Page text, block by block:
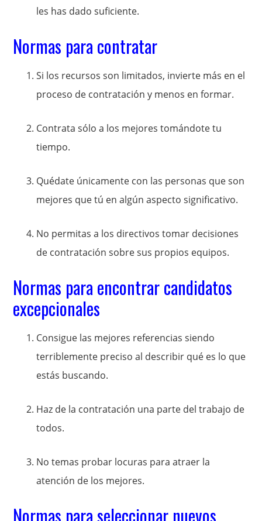
les has dado suficiente.
Normas para contratar
Si los recursos son limitados, invierte más en el
proceso de contratación y menos en formar.
Contrata sólo a los mejores tomándote tu
tiempo.
Quédate únicamente con las personas que son
mejores que tú en algún aspecto significativo.
No permitas a los directivos tomar decisiones
de contratación sobre sus propios equipos.
Normas para encontrar candidatos
excepcionales
Consigue las mejores referencias siendo
terriblemente preciso al describir qué es lo que
estás buscando.
Haz de la contratación una parte del trabajo de
todos.
No temas probar locuras para atraer la
atención de los mejores.
Normas para seleccionar nuevos